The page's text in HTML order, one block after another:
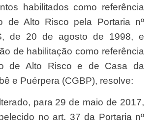
habilitados como referência
de Alto Risco pela Portaria nº
de 20 de agosto de 1998, e
de habilitação como referência
de Alto Risco e de Casa da
e Puérpera (CGBP), resolve:
no art. 37 da Portaria nº